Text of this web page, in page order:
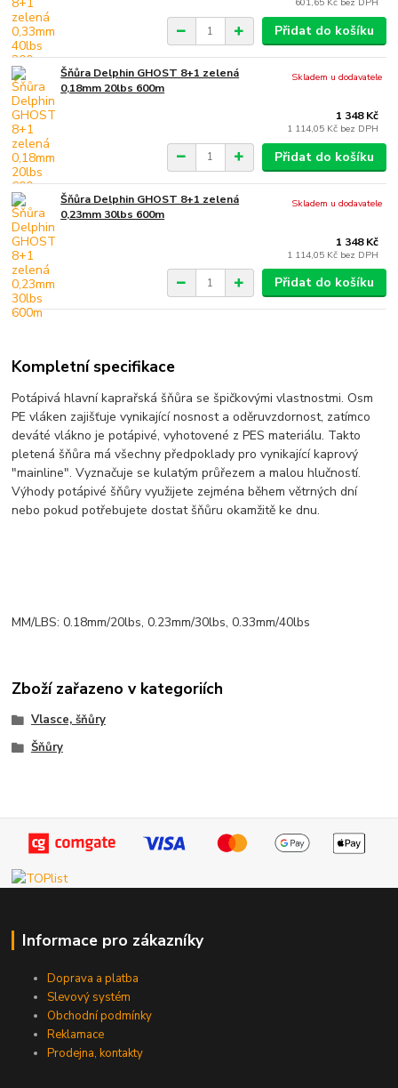
Přidat do košíku
Šňůra Delphin GHOST 8+1 zelená
0,18mm 20lbs 600m
1 348 Kč
1 114,05 Kč bez DPH
Skladem u dodavatele
Přidat do košíku
Šňůra Delphin GHOST 8+1 zelená
0,23mm 30lbs 600m
1 348 Kč
1 114,05 Kč bez DPH
Skladem u dodavatele
Přidat do košíku
Kompletní specifikace
Potápivá hlavní kaprařská šňůra se špičkovými vlastnostmi. Osm
PE vláken zajišťuje vynikající nosnost a oděruvzdornost, zatímco
deváté vlákno je potápivé, vyhotovené z PES materiálu. Takto
pletená šňůra má všechny předpoklady pro vynikající kaprový
"mainline". Vyznačuje se kulatým průřezem a malou hlučností.
Výhody potápivé šňůry využijete zejména během větrných dní
nebo pokud potřebujete dostat šňůru okamžitě ke dnu.
MM/LBS: 0.18mm/20lbs, 0.23mm/30lbs, 0.33mm/40lbs
Zboží zařazeno v kategoriích
Vlasce, šňůry
Šňůry
Informace pro zákazníky
Doprava a platba
Slevový systém
Obchodní podmínky
Reklamace
Prodejna, kontakty